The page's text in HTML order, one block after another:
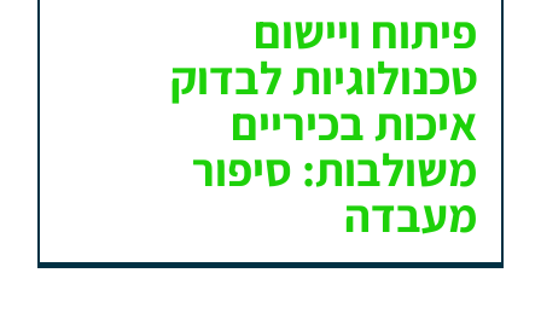
פיתוח ויישום
טכנולוגיות לבדוק
איכות בכיריים
משולבות: סיפור
מעבדה